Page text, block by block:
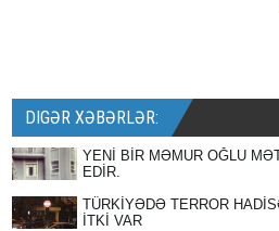
DIGƏR XƏBƏRLƏR:
YENİ BİR MƏMUR OĞLU
EDİR.
TÜRKİYƏDƏ TERROR
İTKİ VAR